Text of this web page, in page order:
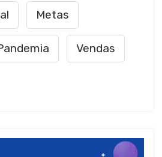
Metas
Vendas